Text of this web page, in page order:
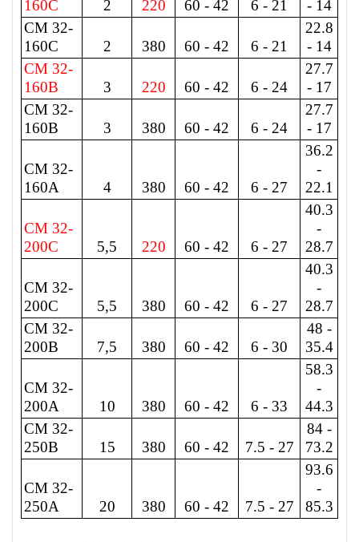
160C
2 220 60 - 42 6 - 21
- 14
CM 32-
160C
2 380 60 - 42 6 - 21
22.8
- 14
CM 32-
160B
3 220 60 - 42 6 - 24
27.7
- 17
CM 32-
160B
3 380 60 - 42 6 - 24
27.7
- 17
CM 32-
160A
4 380 60 - 42 6 - 27
36.2
-
22.1
CM 32-
200C
5,5 220 60 - 42 6 - 27
40.3
-
28.7
CM 32-
200C
5,5 380 60 - 42 6 - 27
40.3
-
28.7
CM 32-
200B
7,5 380 60 - 42 6 - 30
48 -
35.4
CM 32-
200A
10 380 60 - 42 6 - 33
58.3
-
44.3
CM 32-
250B
15 380 60 - 42 7.5 - 27
84 -
73.2
CM 32-
250A
20 380 60 - 42 7.5 - 27
93.6
-
85.3